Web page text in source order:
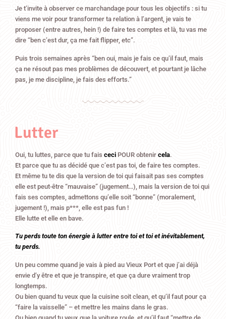
Je t’invite à observer ce marchandage pour tous les objectifs : si tu
viens me voir pour transformer ta relation à l’argent, je vais te
proposer (entre autres, hein !) de faire tes comptes et là, tu vas me
dire “ben c’est dur, ça me fait flipper, etc”.
Puis trois semaines après “ben oui, mais je fais ce qu’il faut, mais
ça ne résout pas mes problèmes de découvert, et pourtant je lâche
pas, je me discipline, je fais des efforts.”
Lutter
Oui, tu luttes, parce que tu fais ceci POUR obtenir cela.
Et parce que tu as décidé que c’est pas toi, de faire tes comptes.
Et même tu te dis que la version de toi qui faisait pas ses comptes
elle est peut-être “mauvaise” (jugement…), mais la version de toi qui
fais ses comptes, admettons qu’elle soit “bonne” (moralement,
jugement !), mais p***, elle est pas fun !
Elle lutte et elle en bave.
Tu perds toute ton énergie à lutter entre toi et toi et inévitablement,
tu perds.
Un peu comme quand je vais à pied au Vieux Port et que j’ai déjà
envie d’y être et que je transpire, et que ça dure vraiment trop
longtemps.
Ou bien quand tu veux que la cuisine soit clean, et qu’il faut pour ça
“faire la vaisselle” – et mettre les mains dans le gras.